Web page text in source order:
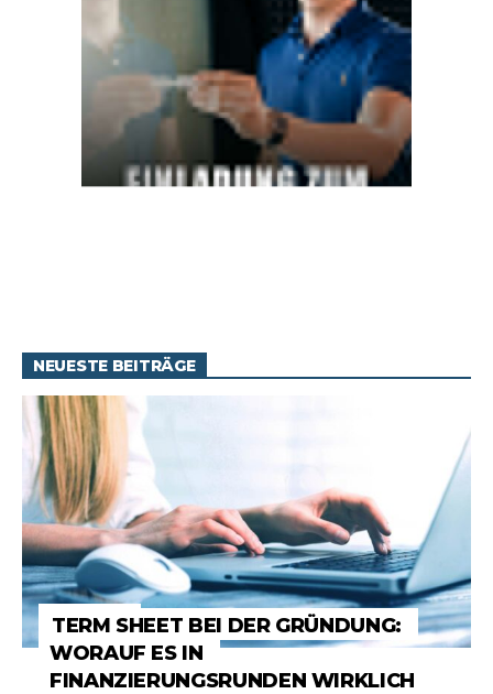
NEUESTE BEITRÄGE
TERM SHEET BEI DER GRÜNDUNG:
WORAUF ES IN
FINANZIERUNGSRUNDEN WIRKLICH